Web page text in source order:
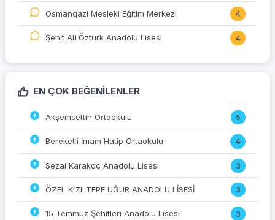
Osmangazi Mesleki Eğitim Merkezi 4
Şehit Ali Öztürk Anadolu Lisesi 4
EN ÇOK BEĞENILENLER
Akşemsettin Ortaokulu 5
Bereketli İmam Hatip Ortaokulu 4
Sezai Karakoç Anadolu Lisesi 3
ÖZEL KIZILTEPE UĞUR ANADOLU LİSESİ 3
15 Temmuz Şehitleri Anadolu Lisesi 3